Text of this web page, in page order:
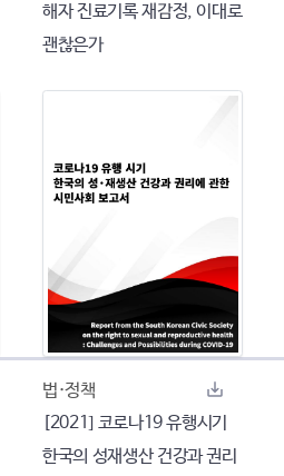
해자 진료기록 재감정, 이대로
괜찮은가
법·정책
[2021] 코로나19 유행시기
한국의 성재생산 건강과 권리